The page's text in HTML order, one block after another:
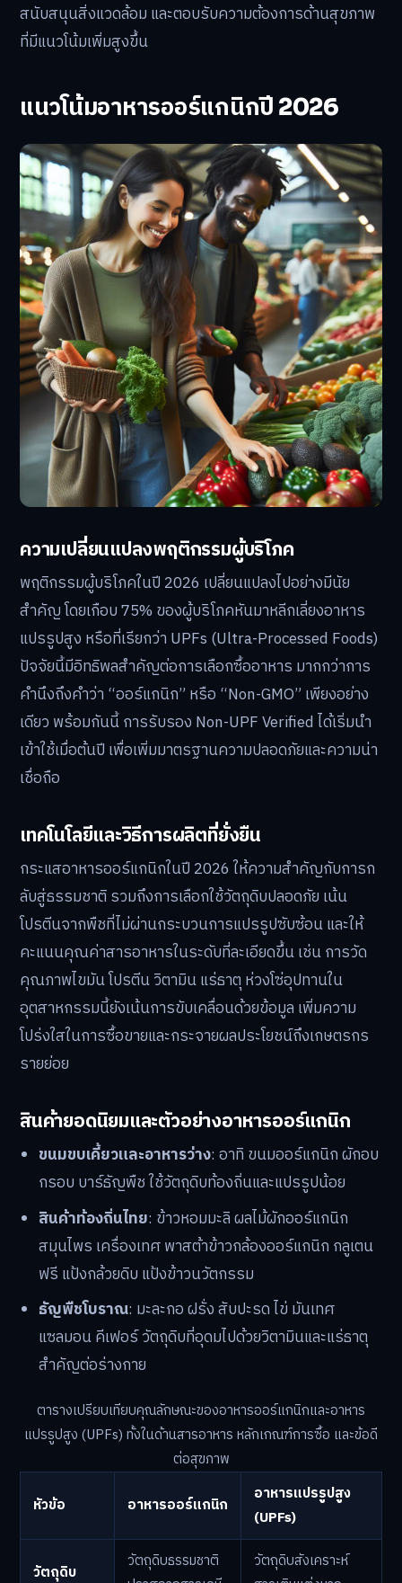
สนับสนุนสิ่งแวดล้อม และตอบรับความต้องการด้านสุขภาพ
ที่มีแนวโน้มเพิ่มสูงขึ้น
แนวโน้มอาหารออร์แกนิกปี 2026
ความเปลี่ยนแปลงพฤติกรรมผู้บริโภค
พฤติกรรมผู้บริโภคในปี 2026 เปลี่ยนแปลงไปอย่างมีนัย
สำคัญ โดยเกือบ 75% ของผู้บริโภคหันมาหลีกเลี่ยงอาหาร
แปรรูปสูง หรือที่เรียกว่า UPFs (Ultra-Processed Foods)
ปัจจัยนี้มีอิทธิพลสำคัญต่อการเลือกซื้ออาหาร มากกว่าการ
คำนึงถึงคำว่า “ออร์แกนิก” หรือ “Non-GMO” เพียงอย่าง
เดียว พร้อมกันนี้ การรับรอง Non-UPF Verified ได้เริ่มนำ
เข้าใช้เมื่อต้นปี เพื่อเพิ่มมาตรฐานความปลอดภัยและความน่า
เชื่อถือ
เทคโนโลยีและวิธีการผลิตที่ยั่งยืน
กระแสอาหารออร์แกนิกในปี 2026 ให้ความสำคัญกับการก
ลับสู่ธรรมชาติ รวมถึงการเลือกใช้วัตถุดิบปลอดภัย เน้น
โปรตีนจากพืชที่ไม่ผ่านกระบวนการแปรรูปซับซ้อน และให้
คะแนนคุณค่าสารอาหารในระดับที่ละเอียดขึ้น เช่น การวัด
คุณภาพไขมัน โปรตีน วิตามิน แร่ธาตุ ห่วงโซ่อุปทานใน
อุตสาหกรรมนี้ยังเน้นการขับเคลื่อนด้วยข้อมูล เพิ่มความ
โปร่งใสในการซื้อขายและกระจายผลประโยชน์ถึงเกษตรกร
รายย่อย
สินค้ายอดนิยมและตัวอย่างอาหารออร์แกนิก
ขนมขบเคี้ยวและอาหารว่าง: อาทิ ขนมออร์แกนิก ผักอบ
กรอบ บาร์ธัญพืช ใช้วัตถุดิบท้องถิ่นและแปรรูปน้อย
สินค้าท้องถิ่นไทย: ข้าวหอมมะลิ ผลไม้ผักออร์แกนิก
สมุนไพร เครื่องเทศ พาสต้าข้าวกล้องออร์แกนิก กลูเตน
ฟรี แป้งกล้วยดิบ แป้งข้าวนวัตกรรม
ธัญพืชโบราณ: มะละกอ ฝรั่ง สับปะรด ไข่ มันเทศ
แซลมอน คีเฟอร์ วัตถุดิบที่อุดมไปด้วยวิตามินและแร่ธาตุ
สำคัญต่อร่างกาย
ตารางเปรียบเทียบคุณลักษณะของอาหารออร์แกนิกและอาหาร
แปรรูปสูง (UPFs) ทั้งในด้านสารอาหาร หลักเกณฑ์การซื้อ และข้อดี
ต่อสุขภาพ
หัวข้อ อาหารออร์แกนิก
อาหารแปรรูปสูง
(UPFs)
วัตถุดิบ
วัตถุดิบธรรมชาติ
วัตถุดิบสังเคราะห์